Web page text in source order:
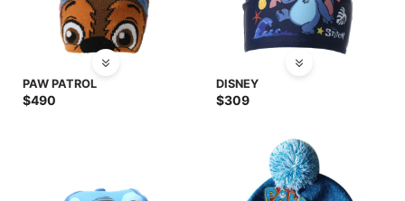
PAW PATROL
$490
DISNEY
$309
Novedades
SALE